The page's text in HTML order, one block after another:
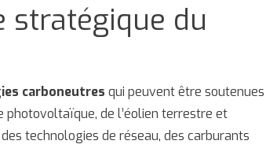
stratégique du
carboneutres qui peuvent être soutenues
photovoltaïque, de l’éolien terrestre et
technologies de réseau, des carburants